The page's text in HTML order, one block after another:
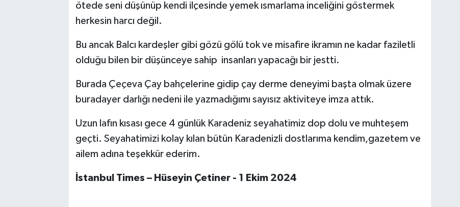
ötede seni düşünüp kendi ilçesinde yemek ısmarlama inceliğini göstermek
herkesin harcı değil.
Bu ancak Balcı kardeşler gibi gözü gölü tok ve misafire ikramın ne kadar faziletli
olduğu bilen bir düşünceye sahip insanları yapacağı bir jestti.
Burada Çeçeva Çay bahçelerine gidip çay derme deneyimi başta olmak üzere
buradayer darlığı nedeni ile yazmadığımı sayısız aktiviteye imza attık.
Uzun lafın kısası gece 4 günlük Karadeniz seyahatimiz dop dolu ve muhteşem
geçti. Seyahatimizi kolay kılan bütün Karadenizli dostlarıma kendim,gazetem ve
ailem adına teşekkür ederim.
İstanbul Times – Hüseyin Çetiner - 1 Ekim 2024